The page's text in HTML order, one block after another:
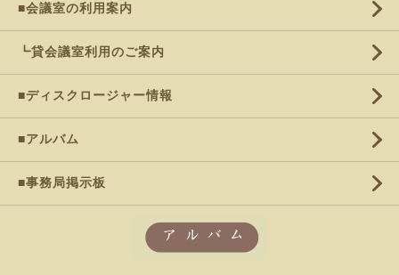
■会議室の利用案内
┗貸会議室利用のご案内
■ディスクロージャー情報
■アルバム
■事務局掲示板